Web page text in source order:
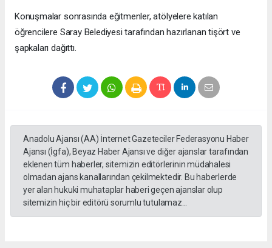
Konuşmalar sonrasında eğitmenler, atölyelere katılan
öğrencilere Saray Belediyesi tarafından hazırlanan tişört ve
şapkaları dağıttı.
Anadolu Ajansı (AA) İnternet Gazeteciler Federasyonu Haber
Ajansı (İgfa), Beyaz Haber Ajansı ve diğer ajanslar tarafından
eklenen tüm haberler, sitemizin editörlerinin müdahalesi
olmadan ajans kanallarından çekilmektedir. Bu haberlerde
yer alan hukuki muhataplar haberi geçen ajanslar olup
sitemizin hiç bir editörü sorumlu tutulamaz...